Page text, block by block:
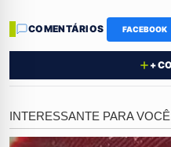
"Cozinhei com feijão"
que mutilou a vítima,
cozinhou junto com o
COMENTÁRIOS FACEBOOK
+